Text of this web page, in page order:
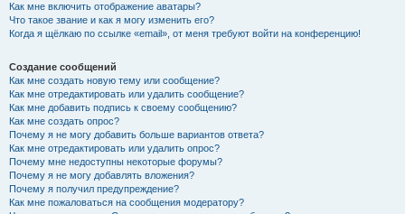
Как мне включить отображение аватары?
Что такое звание и как я могу изменить его?
Когда я щёлкаю по ссылке «email», от меня требуют войти на конференцию!
Создание сообщений
Как мне создать новую тему или сообщение?
Как мне отредактировать или удалить сообщение?
Как мне добавить подпись к своему сообщению?
Как мне создать опрос?
Почему я не могу добавить больше вариантов ответа?
Как мне отредактировать или удалить опрос?
Почему мне недоступны некоторые форумы?
Почему я не могу добавлять вложения?
Почему я получил предупреждение?
Как мне пожаловаться на сообщения модератору?